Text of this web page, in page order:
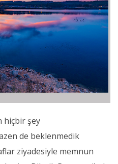
hiçbir şey
de beklenmedik
ziyadesiyle memnun